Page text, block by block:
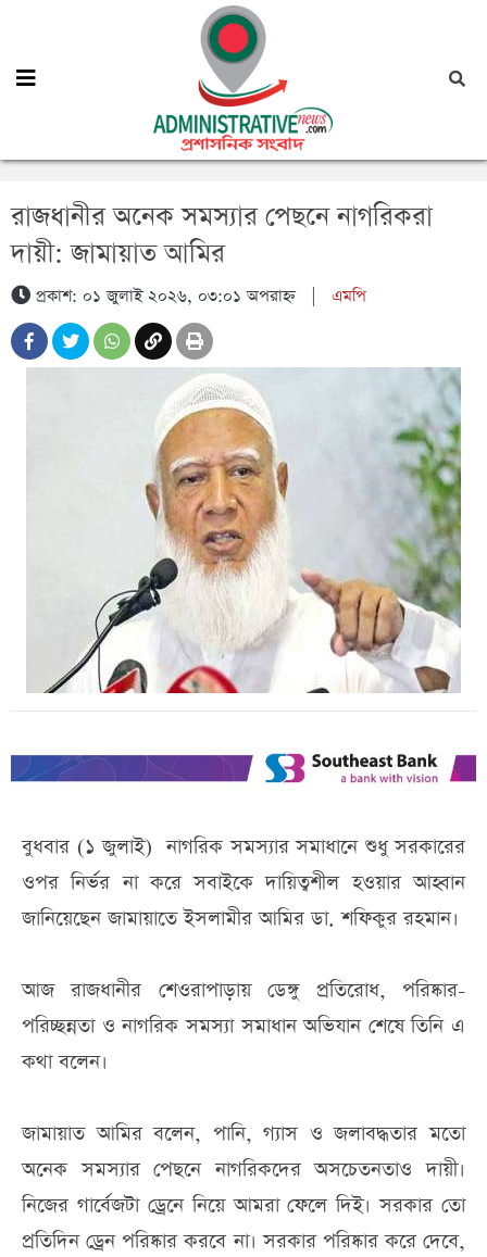
রাজধানীর অনেক সমস্যার পেছনে নাগরিকরা
দায়ী: জামায়াত আমির
প্রকাশ: ০১ জুলাই ২০২৬, ০৩:০১ অপরাহ্ন| এমপি
বুধবার (১ জুলাই) নাগরিক সমস্যার সমাধানে শুধু সরকারের
ওপর নির্ভর না করে সবাইকে দায়িত্বশীল হওয়ার আহ্বান
জানিয়েছেন জামায়াতে ইসলামীর আমির ডা. শফিকুর রহমান।
আজ রাজধানীর শেওরাপাড়ায় ডেঙ্গু প্রতিরোধ, পরিষ্কার-
পরিচ্ছন্নতা ও নাগরিক সমস্যা সমাধান অভিযান শেষে তিনি এ
কথা বলেন।
জামায়াত আমির বলেন, পানি, গ্যাস ও জলাবদ্ধতার মতো
অনেক সমস্যার পেছনে নাগরিকদের অসচেতনতাও দায়ী।
নিজের গার্বেজটা ড্রেনে নিয়ে আমরা ফেলে দিই। সরকার তো
প্রতিদিন ড্রেন পরিষ্কার করবে না। সরকার পরিষ্কার করে দেবে,